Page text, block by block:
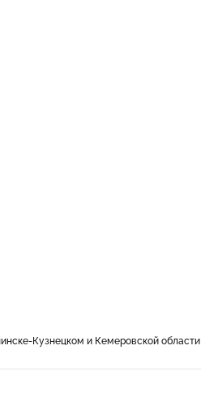
Кузнецком и Кемеровской области